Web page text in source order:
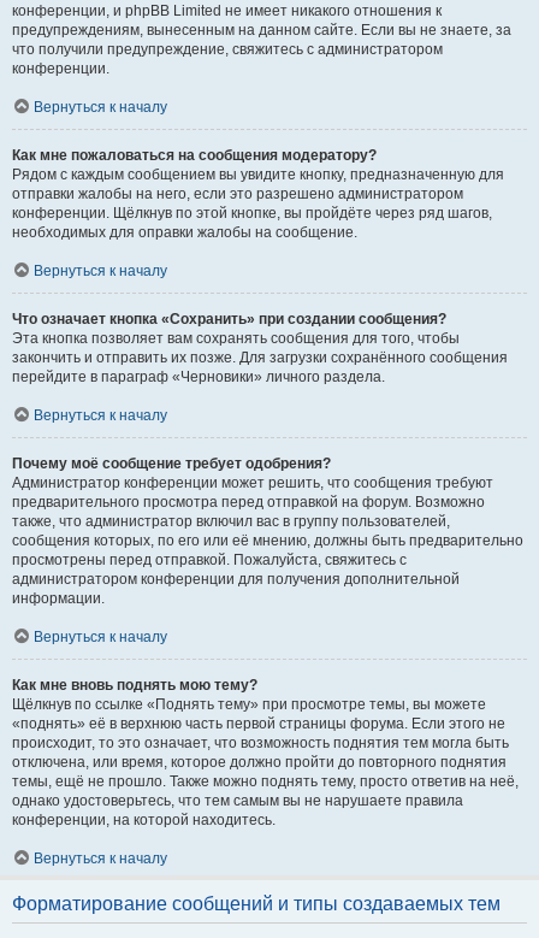
конференции, и phpBB Limited не имеет никакого отношения к
предупреждениям, вынесенным на данном сайте. Если вы не знаете, за
что получили предупреждение, свяжитесь с администратором
конференции.
Вернуться к началу
Как мне пожаловаться на сообщения модератору?
Рядом с каждым сообщением вы увидите кнопку, предназначенную для
отправки жалобы на него, если это разрешено администратором
конференции. Щёлкнув по этой кнопке, вы пройдёте через ряд шагов,
необходимых для оправки жалобы на сообщение.
Вернуться к началу
Что означает кнопка «Сохранить» при создании сообщения?
Эта кнопка позволяет вам сохранять сообщения для того, чтобы
закончить и отправить их позже. Для загрузки сохранённого сообщения
перейдите в параграф «Черновики» личного раздела.
Вернуться к началу
Почему моё сообщение требует одобрения?
Администратор конференции может решить, что сообщения требуют
предварительного просмотра перед отправкой на форум. Возможно
также, что администратор включил вас в группу пользователей,
сообщения которых, по его или её мнению, должны быть предварительно
просмотрены перед отправкой. Пожалуйста, свяжитесь с
администратором конференции для получения дополнительной
информации.
Вернуться к началу
Как мне вновь поднять мою тему?
Щёлкнув по ссылке «Поднять тему» при просмотре темы, вы можете
«поднять» её в верхнюю часть первой страницы форума. Если этого не
происходит, то это означает, что возможность поднятия тем могла быть
отключена, или время, которое должно пройти до повторного поднятия
темы, ещё не прошло. Также можно поднять тему, просто ответив на неё,
однако удостоверьтесь, что тем самым вы не нарушаете правила
конференции, на которой находитесь.
Вернуться к началу
Форматирование сообщений и типы создаваемых тем